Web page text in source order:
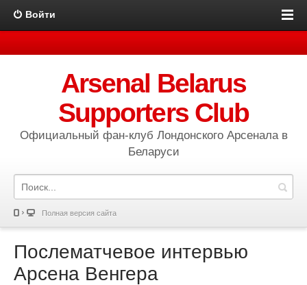
Войти
Arsenal Belarus
Supporters Club
Официальный фан-клуб Лондонского Арсенала в
Беларуси
Полная версия сайта
Послематчевое интервью
Арсена Венгера